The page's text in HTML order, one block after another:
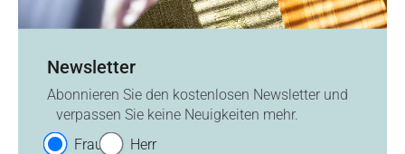
Newsletter
Abonnieren Sie den kostenlosen Newsletter und
verpassen Sie keine Neuigkeiten mehr.
Frau
Herr